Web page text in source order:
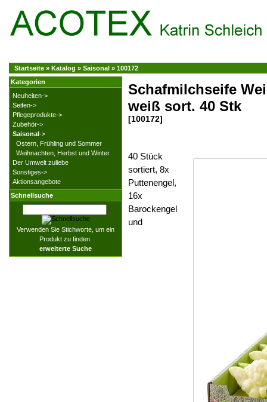
Startseite » Katalog » Saisonal » 100172
Schafmilchseife
weiß sort. 40 Stk
[100172]
40 Stück
sortiert, 8x
Puttenengel,
16x
Barockengel
und
Kategorien
Neuheiten->
Seifen->
Pflegeprodukte->
Zubehör->
Saisonal->
Ostern, Frühling und Sommer
Weihnachten, Herbst und Winter
Der Umwelt zuliebe
Sonstiges->
Aktionsangebote
Schnellsuche
Verwenden Sie Stichworte, um ein
Produkt zu finden.
erweiterte Suche